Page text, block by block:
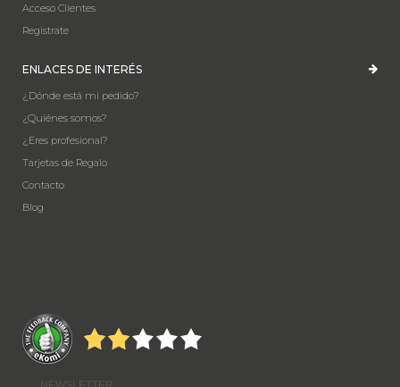
Acceso Clientes
Registrate
ENLACES DE INTERÉS
¿Dónde está mi pedido?
¿Quiénes somos?
¿Eres profesional?
Tarjetas de Regalo
Contacto
Blog